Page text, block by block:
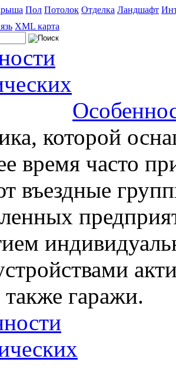
Пол Потолок Отделка Ландшафт
XML карта
которой
время часто
въездные
гаражи.